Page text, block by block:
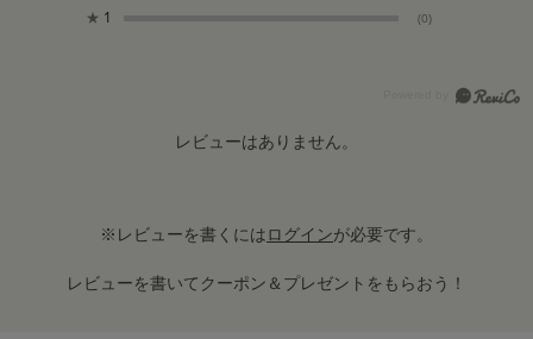
★ 1 (0)
レビューはありません。
※レビューを書くにはログインが必要です。
レビューを書いてクーポン＆プレゼントをもらおう！